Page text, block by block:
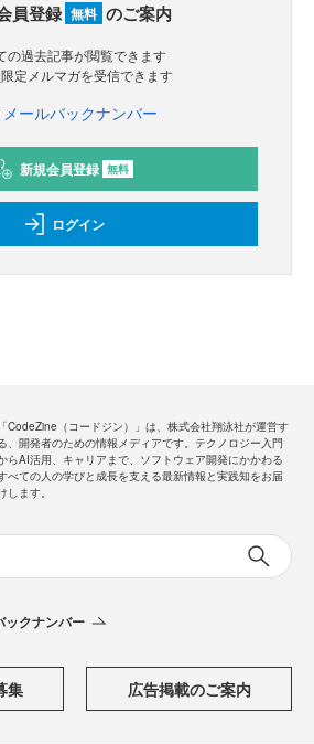
員登録 無料 のご案内
の過去記事が閲覧できます
限定メルマガを受信できます
メールバックナンバー
新規会員登録 無料
ログイン
「CodeZine（コードジン）」は、株式会社翔泳社が運営す
、開発者のための情報メディアです。テクノロジー入門
らAI活用、キャリアまで、ソフトウェア開発にかかわる
べての人の学びと成長を支える最新情報と実践知をお届
します。
ックナンバー
集 広告掲載のご案内